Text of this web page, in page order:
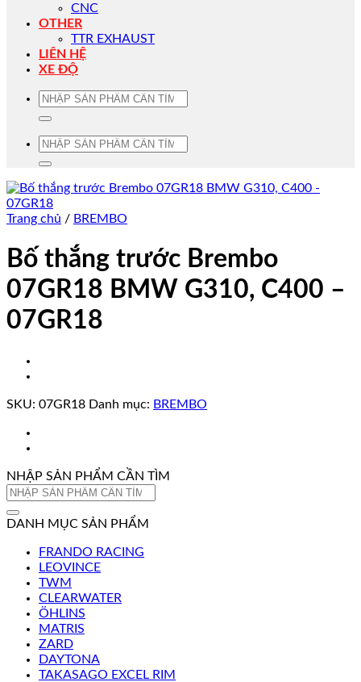
CNC
OTHER
TTR EXHAUST
LIÊN HỆ
XE ĐỘ
Tìm
Tìm
Trang chủ / BREMBO
Bố thắng trước Brembo
07GR18 BMW G310, C400 –
07GR18
SKU: 07GR18 Danh mục: BREMBO
NHẬP SẢN PHẨM CẦN TÌM
Tìm
DANH MỤC SẢN PHẨM
FRANDO RACING
LEOVINCE
TWM
CLEARWATER
ÖHLINS
MATRIS
ZARD
DAYTONA
TAKASAGO EXCEL RIM